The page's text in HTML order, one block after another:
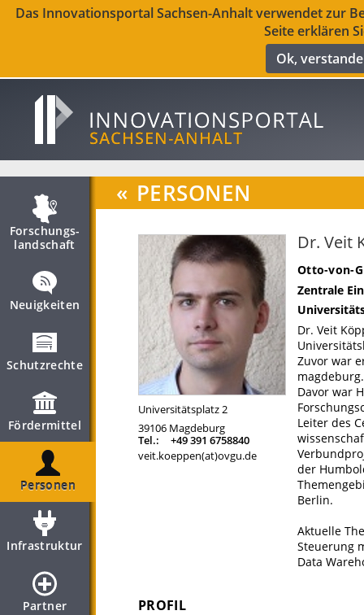
Das Innovationsportal Sachsen-Anhalt verwendet zur
Seite erklären
Ok,
Forschungs­
landschaft
Neuigkeiten
Schutzrechte
Fördermittel
Personen
Infrastruktur
Partner
« PERSONEN
Universitätsplatz 2
39106 Magdeburg
Tel.:
+49 391 6758840
veit.koeppen(at)ovgu.de
Dr. Veit
Otto-von-
Zentrale
Dr. Veit
Zuvor war
Davor war
Leiter des
der
Berlin.
Aktuelle
Steuerung
Data
PROFIL